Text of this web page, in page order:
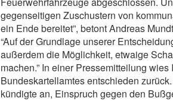
gegenseitigen Zuschustern von
ein Ende bereitet”, betont Andreas
“Auf der Grundlage unserer
außerdem die Möglichkeit, etwaige
machen.” In einer Pressemitteilung
Bundeskartellamtes entschieden
kündigte an, Einspruch gegen den